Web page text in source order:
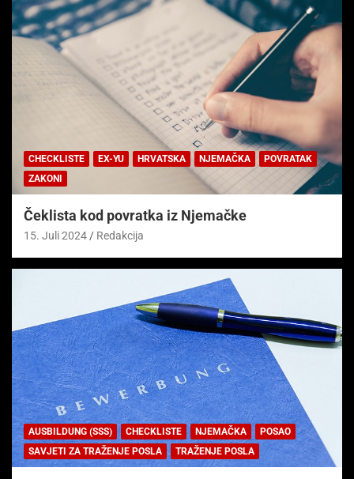
CHECKLISTE EX-YU HRVATSKA NJEMAČKA
POVRATAK
ZAKONI
Čeklista kod povratka iz Njemačke
15. Juli 2024 Redakcija
AUSBILDUNG (SSS) CHECKLISTE NJEMAČKA
POSAO
SAVJETI ZA TRAŽENJE POSLA
TRAŽENJE POSLA